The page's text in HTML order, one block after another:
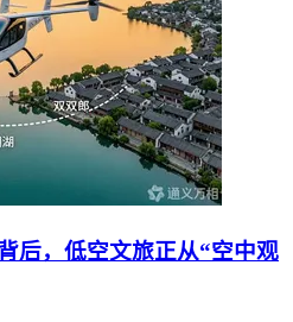
后，低空文旅正从“空中观